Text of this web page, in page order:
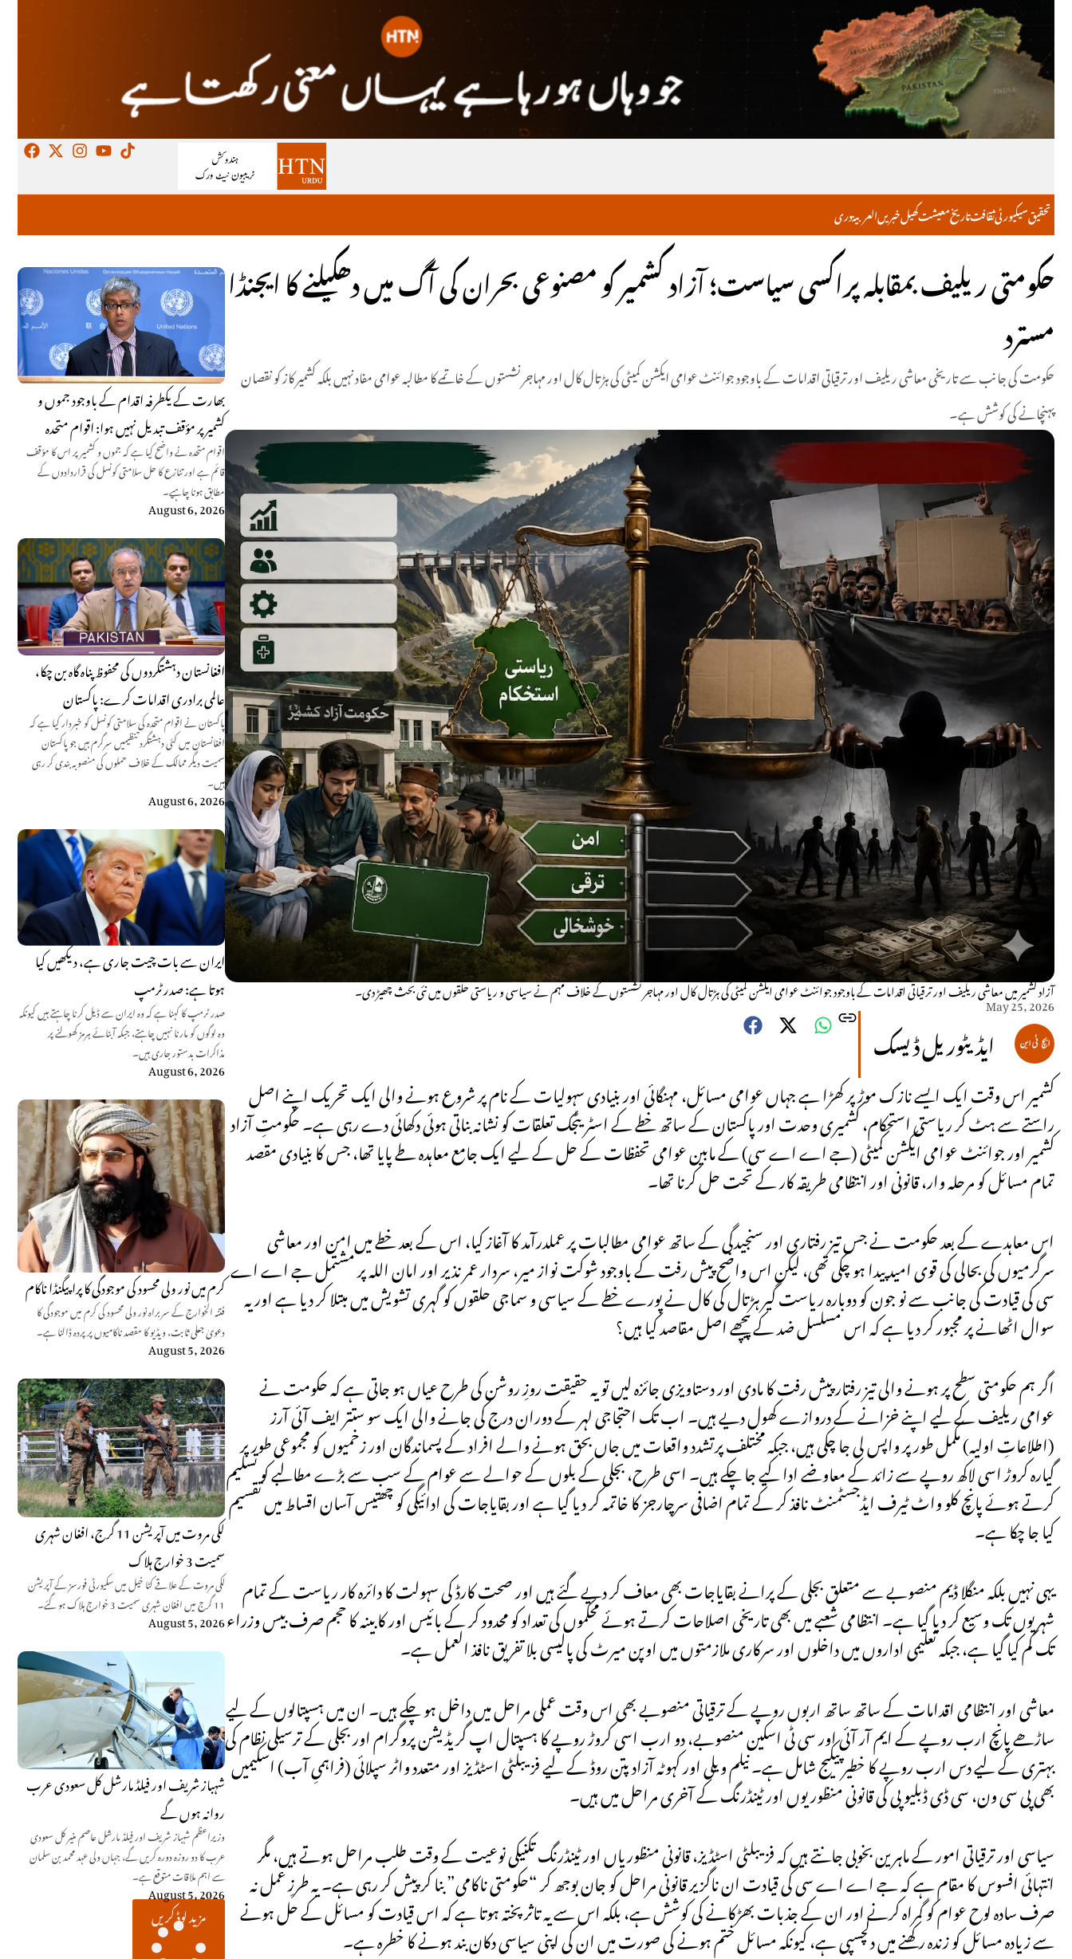
خبریںکھیلمعیشتتاریخثقافتسیکیورٹیتحقیق دریالعربية
بھارت کے یکطرفہ اقدام کے باوجود جموں و
کشمیر پر مؤقف تبدیل نہیں ہوا: اقوام متحدہ
اقوام متحدہ نے واضح کیا ہے کہ جموں و کشمیر پر اس کا مؤقف
قائم ہے اور تنازع کا حل سلامتی کونسل کی قراردادوں کے
مطابق ہونا چاہیے۔
August 6, 2026
افغانستان دہشتگردوں کی محفوظ پناہ گاہ بن چکا،
عالمی برادری اقدامات کرے: پاکستان
پاکستان نے اقوام متحدہ کی سلامتی کونسل کو خبردار کیا ہے کہ
افغانستان میں کئی دہشتگرد تنظیمیں سرگرم ہیں جو پاکستان
سمیت دیگر ممالک کے خلاف حملوں کی منصوبہ بندی کر رہی
ہیں۔
August 6, 2026
ایران سے بات چیت جاری ہے، دیکھیں کیا
ہوتا ہے: صدر ٹرمپ
صدر ٹرمپ کا کہنا ہے کہ وہ ایران سے ڈیل کرنا چاہتے ہیں کیونکہ
وہ لوگوں کو مارنا نہیں چاہتے، جبکہ آبنائے ہرمز کھولنے پر
مذاکرات بدستور جاری ہیں۔
August 6, 2026
کرم میں نور ولی محسود کی موجودگی کا پراپیگنڈا ناکام
فتنہ الخوارج کے سربراہ نور ولی محسود کی کرم میں موجودگی کا
دعویٰ جعلی ثابت، ویڈیو کا مقصد ناکامیوں پر پردہ ڈالنا ہے۔
August 5, 2026
لکی مروت میں آپریشن 11 گرج، افغان شہری
سمیت 3 خوارج ہلاک
لکی مروت کے علاقے کٹا خیل میں سکیورٹی فورسز کے آپریشن
11 گرج میں افغان شہری سمیت 3 خوارج ہلاک ہو گئے۔
August 5, 2026
شہباز شریف اور فیلڈ مارشل کل سعودی عرب
روانہ ہوں گے
وزیراعظم شہباز شریف اور فیلڈ مارشل عاصم منیر کل سعودی
عرب کا دو روزہ دورہ کریں گے، جہاں ولی عہد محمد بن سلمان
سے اہم ملاقات متوقع ہے۔
August 5, 2026
مزید لوڈ کریں
حکومتی ریلیف بمقابلہ پراکسی سیاست؛ آزاد کشمیر کو مصنوعی بحران کی آگ میں دھکیلنے کا ایجنڈا
مسترد
حکومت کی جانب سے تاریخی معاشی ریلیف اور ترقیاتی اقدامات کے باوجود جوائنٹ عوامی ایکشن کمیٹی کی ہڑتال کال اور مہاجر نشستوں کے خاتمے کا مطالبہ عوامی مفاد نہیں بلکہ کشمیر کاز کو نقصان
پہنچانے کی کوشش ہے۔
آزاد کشمیر میں معاشی ریلیف اور ترقیاتی اقدامات کے باوجود جوائنٹ عوامی ایکشن کمیٹی کی ہڑتال کال اور مہاجر نشستوں کے خلاف مہم نے سیاسی و ریاستی حلقوں میں نئی بحث چھیڑ دی۔
May 25, 2026
ایڈیٹوریل ڈیسک
کشمیر اس وقت ایک ایسے نازک موڑ پر کھڑا ہے جہاں عوامی مسائل، مہنگائی اور بنیادی سہولیات کے نام پر شروع ہونے والی ایک تحریک اپنے اصل
راستے سے ہٹ کر ریاستی استحکام، کشمیری وحدت اور پاکستان کے ساتھ خطے کے اسٹریٹجک تعلقات کو نشانہ بناتی ہوئی دکھائی دے رہی ہے۔ حکومتِ آزاد
کشمیر اور جوائنٹ عوامی ایکشن کمیٹی (جے اے اے سی) کے مابین عوامی تحفظات کے حل کے لیے ایک جامع معاہدہ طے پایا تھا، جس کا بنیادی مقصد
تمام مسائل کو مرحلہ وار، قانونی اور انتظامی طریقہ کار کے تحت حل کرنا تھا۔
اس معاہدے کے بعد حکومت نے جس تیز رفتاری اور سنجیدگی کے ساتھ عوامی مطالبات پر عملدرآمد کا آغاز کیا، اس کے بعد خطے میں امن اور معاشی
سرگرمیوں کی بحالی کی قوی امید پیدا ہو چکی تھی، لیکن اس واضح پیش رفت کے باوجود شوکت نواز میر، سردار عمر نذیر اور امان اللہ پر مشتمل جے اے اے
سی کی قیادت کی جانب سے نو جون کو دوبارہ ریاست گیر ہڑتال کی کال نے پورے خطے کے سیاسی و سماجی حلقوں کو گہری تشویش میں مبتلا کر دیا ہے اور یہ
سوال اٹھانے پر مجبور کر دیا ہے کہ اس مسلسل ضد کے پیچھے اصل مقاصد کیا ہیں؟
اگر ہم حکومتی سطح پر ہونے والی تیز رفتار پیش رفت کا مادی اور دستاویزی جائزہ لیں تو یہ حقیقت روزِ روشن کی طرح عیاں ہو جاتی ہے کہ حکومت نے
عوامی ریلیف کے لیے اپنے خزانے کے دروازے کھول دیے ہیں۔ اب تک احتجاجی لہر کے دوران درج کی جانے والی ایک سو ستتر ایف آئی آرز
(اطلاعاتِ اولیہ) مکمل طور پر واپس لی جا چکی ہیں، جبکہ مختلف پرتشدد واقعات میں جاں بحق ہونے والے افراد کے پسماندگان اور زخمیوں کو مجموعی طور پر
گیارہ کروڑ اسی لاکھ روپے سے زائد کے معاوضے ادا کیے جا چکے ہیں۔ اسی طرح، بجلی کے بلوں کے حوالے سے عوام کے سب سے بڑے مطالبے کو تسلیم
کرتے ہوئے پانچ کلو واٹ ٹیرف ایڈجسٹمنٹ نافذ کر کے تمام اضافی سرچارجز کا خاتمہ کر دیا گیا ہے اور بقایاجات کی ادائیگی کو چھتیس آسان اقساط میں تقسیم
کیا جا چکا ہے۔
یہی نہیں بلکہ منگلا ڈیم منصوبے سے متعلق بجلی کے پرانے بقایاجات بھی معاف کر دیے گئے ہیں اور صحت کارڈ کی سہولت کا دائرہ کار ریاست کے تمام
شہریوں تک وسیع کر دیا گیا ہے۔ انتظامی شعبے میں بھی تاریخی اصلاحات کرتے ہوئے محکموں کی تعداد کو محدود کر کے بائیس اور کابینہ کا حجم صرف بیس وزراء
تک کم کیا گیا ہے، جبکہ تعلیمی اداروں میں داخلوں اور سرکاری ملازمتوں میں اوپن میرٹ کی پالیسی بلا تفریق نافذ العمل ہے۔
معاشی اور انتظامی اقدامات کے ساتھ ساتھ اربوں روپے کے ترقیاتی منصوبے بھی اس وقت عملی مراحل میں داخل ہو چکے ہیں۔ ان میں ہسپتالوں کے لیے
ساڑھے پانچ ارب روپے کے ایم آر آئی اور سی ٹی اسکین منصوبے، دو ارب اسی کروڑ روپے کا ہسپتال اپ گریڈیشن پروگرام اور بجلی کے ترسیلی نظام کی
بہتری کے لیے دس ارب روپے کا خطیر پیکیج شامل ہے۔ نیلم ویلی اور کہوٹہ آزاد پتن روڈ کے لیے فزیبلٹی اسٹڈیز اور متعدد واٹر سپلائی (فراہمیِ آب) اسکیمیں
بھی پی سی ون، سی ڈی ڈبلیو پی کی قانونی منظور یوں اور ٹینڈرنگ کے آخری مراحل میں ہیں۔
سیاسی اور ترقیاتی امور کے ماہرین بخوبی جانتے ہیں کہ فزیبلٹی اسٹڈیز، قانونی منظوریاں اور ٹینڈرنگ تکنیکی نوعیت کے وقت طلب مراحل ہوتے ہیں، مگر
انتہائی افسوس کا مقام ہے کہ جے اے اے سی کی قیادت ان ناگزیر قانونی مراحل کو جان بوجھ کر “حکومتی ناکامی” بنا کر پیش کر رہی ہے۔ یہ طرزِ عمل نہ
صرف سادہ لوح عوام کو گمراہ کرنے اور ان کے جذبات بھڑکانے کی کوشش ہے، بلکہ اس سے یہ تاثر پختہ ہوتا ہے کہ اس قیادت کو مسائل کے حل ہونے
سے زیادہ مسائل کو زندہ رکھنے میں دلچسپی ہے، کیونکہ مسائل ختم ہونے کی صورت میں ان کی اپنی سیاسی دکان بند ہونے کا خطرہ ہے۔